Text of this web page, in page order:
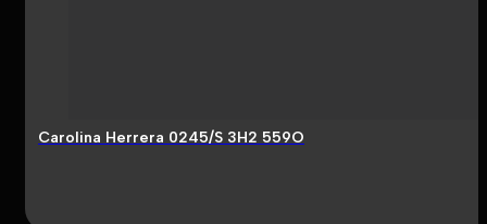
Carolina Herrera 0245/S 3H2 559O